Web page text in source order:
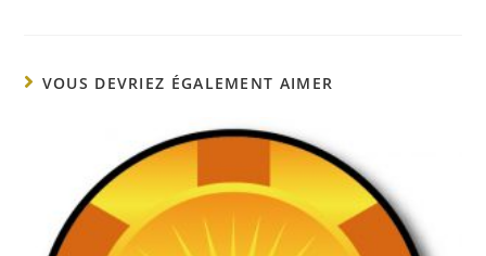
VOUS DEVRIEZ ÉGALEMENT AIMER